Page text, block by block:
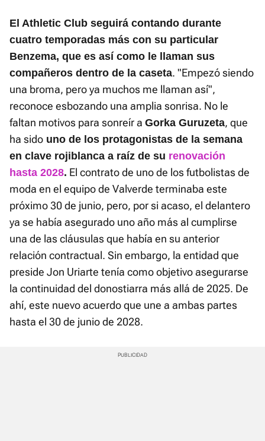
El Athletic Club seguirá contando durante
cuatro temporadas más con su particular
Benzema, que es así como le llaman sus
compañeros dentro de la caseta. "Empezó siendo
una broma, pero ya muchos me llaman así",
reconoce esbozando una amplia sonrisa. No le
faltan motivos para sonreír a Gorka Guruzeta, que
ha sido uno de los protagonistas de la semana
en clave rojiblanca a raíz de su renovación
hasta 2028. El contrato de uno de los futbolistas de
moda en el equipo de Valverde terminaba este
próximo 30 de junio, pero, por si acaso, el delantero
ya se había asegurado uno año más al cumplirse
una de las cláusulas que había en su anterior
relación contractual. Sin embargo, la entidad que
preside Jon Uriarte tenía como objetivo asegurarse
la continuidad del donostiarra más allá de 2025. De
ahí, este nuevo acuerdo que une a ambas partes
hasta el 30 de junio de 2028.